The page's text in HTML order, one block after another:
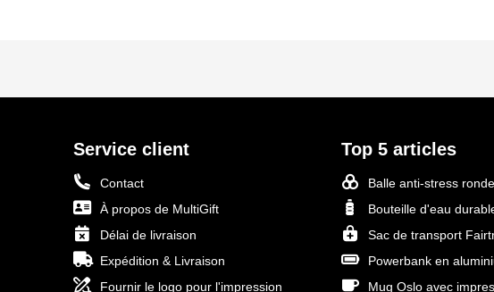
Service client
Contact
À propos de MultiGift
Délai de livraison
Expédition & Livraison
Fournir le logo pour l'impression
Top 5 articles
Balle anti-stress
Bouteille d'eau
Sac de transport
Powerbank en
Mug Oslo avec